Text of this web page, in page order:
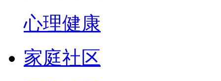
心理健康
家庭社区